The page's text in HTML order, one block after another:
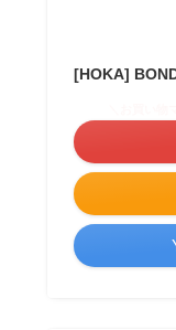
[HOKA]